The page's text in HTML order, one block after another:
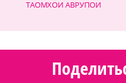
ТАОМХОИ АВРУПОИ